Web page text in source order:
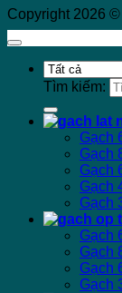
Copyright 2026 ©
Tìm kiếm:
Gạch
Gạch
Gạch
Gạch
Gạch
Gạch
Gạch
Gạch
Gạch